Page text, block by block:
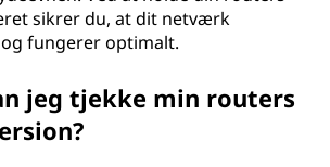
sikrer du, at dit netværk
fungerer optimalt.
jeg tjekke min routers